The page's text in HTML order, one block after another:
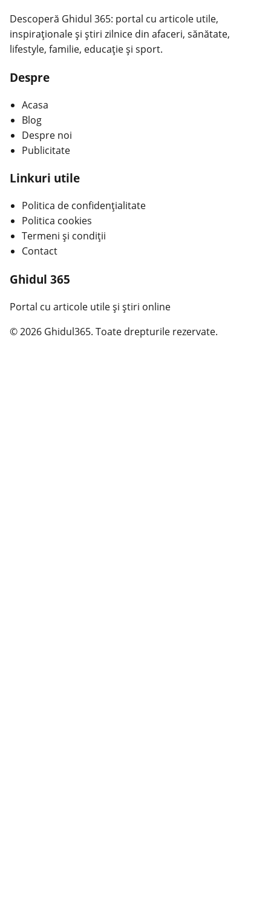
Descoperă Ghidul 365: portal cu articole utile,
inspiraționale și știri zilnice din afaceri, sănătate,
lifestyle, familie, educație și sport.
Despre
Acasa
Blog
Despre noi
Publicitate
Linkuri utile
Politica de confidențialitate
Politica cookies
Termeni și condiții
Contact
Ghidul 365
Portal cu articole utile și știri online
© 2026 Ghidul365. Toate drepturile rezervate.